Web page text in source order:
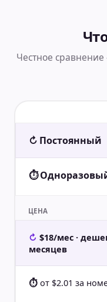
Честное
↻ Постоянный
⏱
ЦЕНА
$18/мес ·
месяцев
от $2.01 за